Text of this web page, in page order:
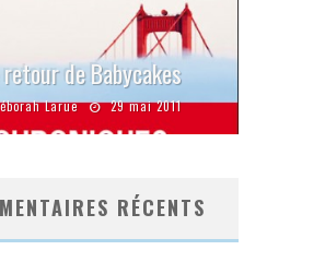
de Babycakes
Larue 29 mai 2011
RÉCENTS